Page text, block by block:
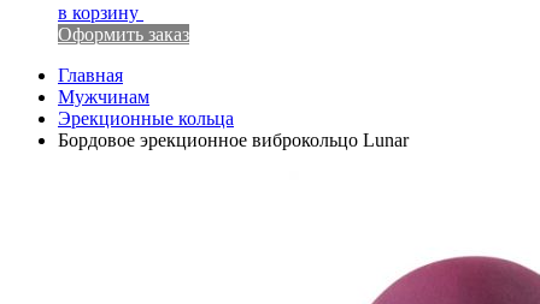
в корзину
Оформить заказ
Главная
Мужчинам
Эрекционные кольца
Бордовое эрекционное виброкольцо Lunar